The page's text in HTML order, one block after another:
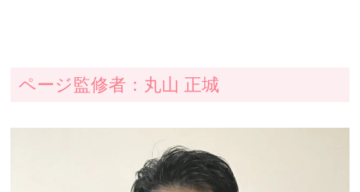
ページ監修者：丸山 正城